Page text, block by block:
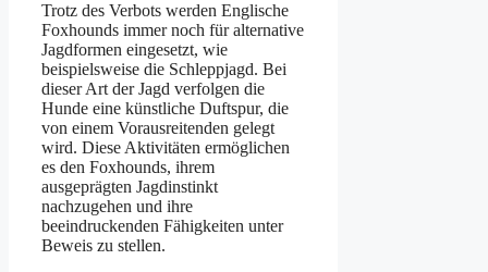
Trotz des Verbots werden Englische
Foxhounds immer noch für alternative
Jagdformen eingesetzt, wie
beispielsweise die Schleppjagd. Bei
dieser Art der Jagd verfolgen die
Hunde eine künstliche Duftspur, die
von einem Vorausreitenden gelegt
wird. Diese Aktivitäten ermöglichen
es den Foxhounds, ihrem
ausgeprägten Jagdinstinkt
nachzugehen und ihre
beeindruckenden Fähigkeiten unter
Beweis zu stellen.